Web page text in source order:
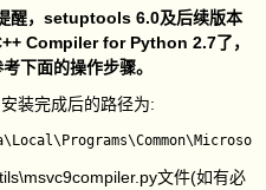
醒，setuptools 6.0及后续版本
Compiler for Python 2.7了，
下面的操作步骤。
装完成后的路径为:
文件(如有必